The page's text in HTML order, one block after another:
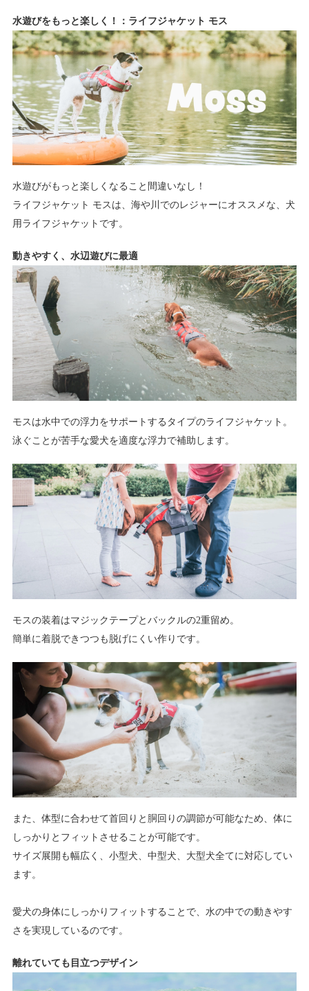
水遊びをもっと楽しく！：ライフジャケット モス
水遊びがもっと楽しくなること間違いなし！
ライフジャケット モスは、海や川でのレジャーにオススメな、犬
用ライフジャケットです。
動きやすく、水辺遊びに最適
モスは水中での浮力をサポートするタイプのライフジャケット。
泳ぐことが苦手な愛犬を適度な浮力で補助します。
モスの装着はマジックテープとバックルの2重留め。
簡単に着脱できつつも脱げにくい作りです。
また、体型に合わせて首回りと胴回りの調節が可能なため、体に
しっかりとフィットさせることが可能です。
サイズ展開も幅広く、小型犬、中型犬、大型犬全てに対応してい
ます。
愛犬の身体にしっかりフィットすることで、水の中での動きやす
さを実現しているのです。
離れていても目立つデザイン